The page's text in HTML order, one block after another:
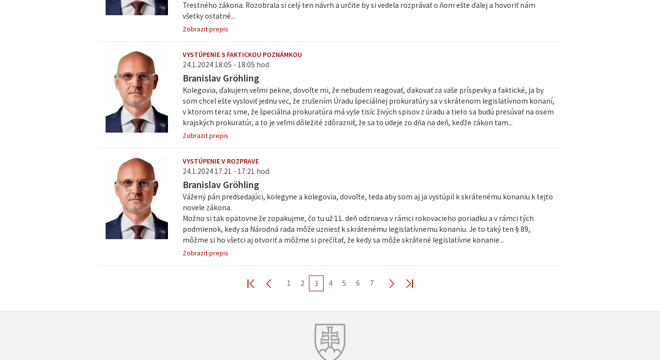
Trestného zákona. Rozobrala si celý ten návrh a určite by si vedela rozprávať o ňom ešte ďalej a hovoriť nám
všetky ostatné...
Zobrazit prepis
VYSTÚPENIE S FAKTICKOU POZNÁMKOU
24.1.2024 18:05 - 18:05 hod.
Branislav Gröhling
Kolegovia, ďakujem veľmi pekne, dovoľte mi, že nebudem reagovať, ďakovať za vaše príspevky a faktické, ja by
som chcel ešte vysloviť jednu vec, že zrušením Úradu špeciálnej prokuratúry sa v skrátenom legislatívnom konaní,
v ktorom teraz sme, že špeciálna prokuratúra má vyše tisíc živých spisov z úradu a tieto sa budú presúvať na osem
krajských prokuratúr, a to je veľmi dôležité zdôrazniť, že sa to udeje zo dňa na deň, keďže zákon tam...
Zobrazit prepis
VYSTÚPENIE V ROZPRAVE
24.1.2024 17:21 - 17:21 hod.
Branislav Gröhling
Vážený pán predsedajúci, kolegyne a kolegovia, dovoľte, teda aby som aj ja vystúpil k skrátenému konaniu k tejto
novele zákona.
Možno si tak opätovne že zopakujme, čo tu už 11. deň odznieva v rámci rokovacieho poriadku a v rámci tých
podmienok, kedy sa Národná rada môže uzniesť k skrátenému legislatívnemu konaniu. Je to taký ten § 89,
môžme si ho všetci aj otvoriť a môžme si prečítať, že kedy sa môže skrátené legislatívne konanie...
Zobrazit prepis
1 2 3 4 5 6 7